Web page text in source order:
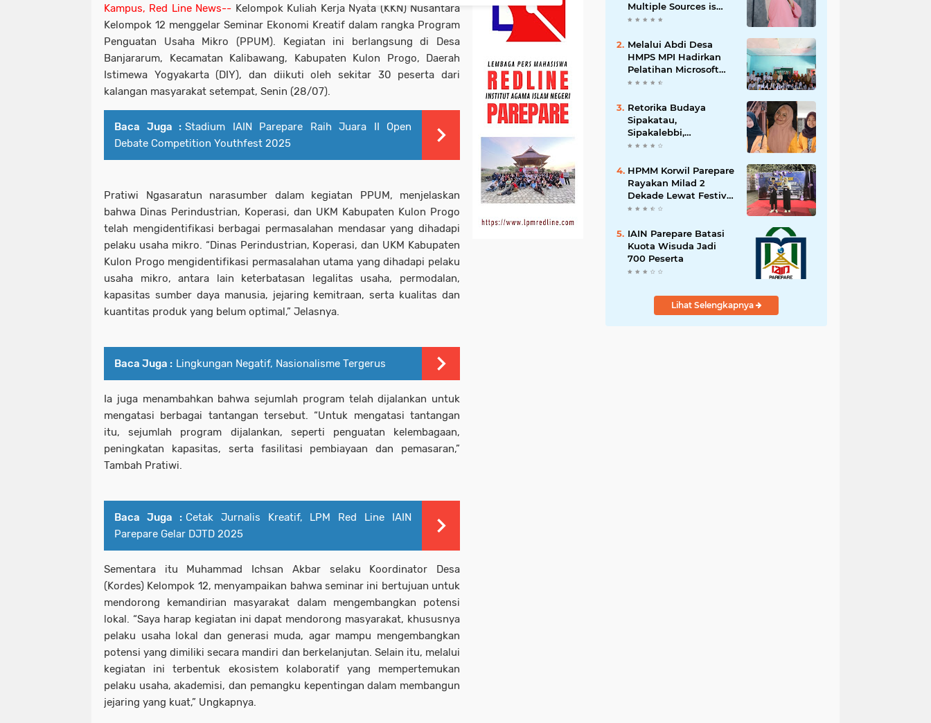
Kampus, Red Line News-- Kelompok Kuliah Kerja Nyata (KKN) Nusantara
Kelompok 12 menggelar Seminar Ekonomi Kreatif dalam rangka Program
Penguatan Usaha Mikro (PPUM). Kegiatan ini berlangsung di Desa
Banjararum, Kecamatan Kalibawang, Kabupaten Kulon Progo, Daerah
Istimewa Yogyakarta (DIY), dan diikuti oleh sekitar 30 peserta dari
kalangan masyarakat setempat, Senin (28/07).
Baca Juga : Stadium IAIN Parepare Raih Juara II Open
Debate Competition Youthfest 2025
Pratiwi Ngasaratun narasumber dalam kegiatan PPUM, menjelaskan
bahwa Dinas Perindustrian, Koperasi, dan UKM Kabupaten Kulon Progo
telah mengidentifikasi berbagai permasalahan mendasar yang dihadapi
pelaku usaha mikro. “Dinas Perindustrian, Koperasi, dan UKM Kabupaten
Kulon Progo mengidentifikasi permasalahan utama yang dihadapi pelaku
usaha mikro, antara lain keterbatasan legalitas usaha, permodalan,
kapasitas sumber daya manusia, jejaring kemitraan, serta kualitas dan
kuantitas produk yang belum optimal,” Jelasnya.
Baca Juga : Lingkungan Negatif, Nasionalisme Tergerus
Ia juga menambahkan bahwa sejumlah program telah dijalankan untuk
mengatasi berbagai tantangan tersebut. “Untuk mengatasi tantangan
itu, sejumlah program dijalankan, seperti penguatan kelembagaan,
peningkatan kapasitas, serta fasilitasi pembiayaan dan pemasaran,”
Tambah Pratiwi.
Baca Juga : Cetak Jurnalis Kreatif, LPM Red Line IAIN
Parepare Gelar DJTD 2025
Sementara itu Muhammad Ichsan Akbar selaku Koordinator Desa
(Kordes) Kelompok 12, menyampaikan bahwa seminar ini bertujuan untuk
mendorong kemandirian masyarakat dalam mengembangkan potensi
lokal. “Saya harap kegiatan ini dapat mendorong masyarakat, khususnya
pelaku usaha lokal dan generasi muda, agar mampu mengembangkan
potensi yang dimiliki secara mandiri dan berkelanjutan. Selain itu, melalui
kegiatan ini terbentuk ekosistem kolaboratif yang mempertemukan
pelaku usaha, akademisi, dan pemangku kepentingan dalam membangun
jejaring yang kuat,” Ungkapnya.
Multiple Sources is
Important
Melalui Abdi Desa
HMPS MPI Hadirkan
Pelatihan Microsoft
Office
Retorika Budaya
Sipakatau,
Sipakalebbi,
Sipakainge yang
Suku Bugis
HPMM Korwil Parepare
Rayakan Milad 2
Dekade Lewat Festival
Budaya
IAIN Parepare Batasi
Kuota Wisuda Jadi
700 Peserta
Lihat Selengkapnya